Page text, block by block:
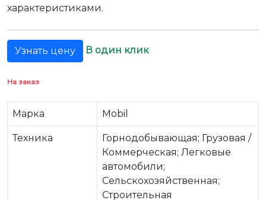
характеристиками.
Узнать цену В один клик
На заказ
Марка Mobil
Техника
Горнодобывающая; Грузовая /
Коммерческая; Легковые
автомобили;
Сельскохозяйственная;
Строительная